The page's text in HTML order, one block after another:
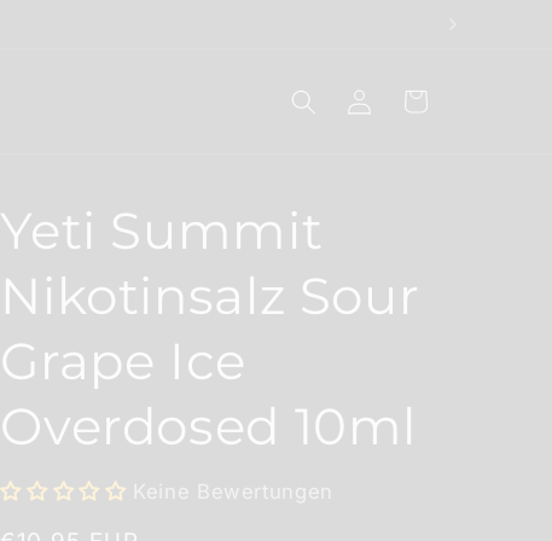
EinloggenWarenkorb
Yeti Summit
Nikotinsalz Sour
Grape Ice
Overdosed 10ml
Keine Bewertungen